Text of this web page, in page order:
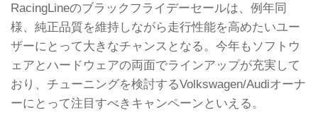
RacingLineのブラックフライデーセールは、例年同
様、純正品質を維持しながら走行性能を高めたいユー
ザーにとって大きなチャンスとなる。今年もソフトウ
ェアとハードウェアの両面でラインアップが充実して
おり、チューニングを検討するVolkswagen/Audiオーナ
ーにとって注目すべきキャンペーンといえる。